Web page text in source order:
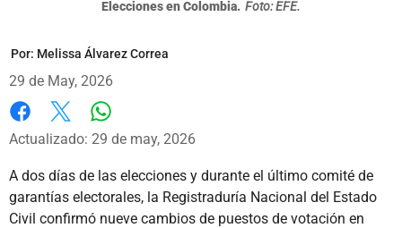
Elecciones en Colombia. Foto: EFE.
Por: Melissa Álvarez Correa
29 de May, 2026
Facebook
X
Actualizado: 29 de may, 2026
A dos días de las elecciones y durante el último comité de
garantías electorales, la Registraduría Nacional del Estado
Civil confirmó nueve cambios de puestos de votación en